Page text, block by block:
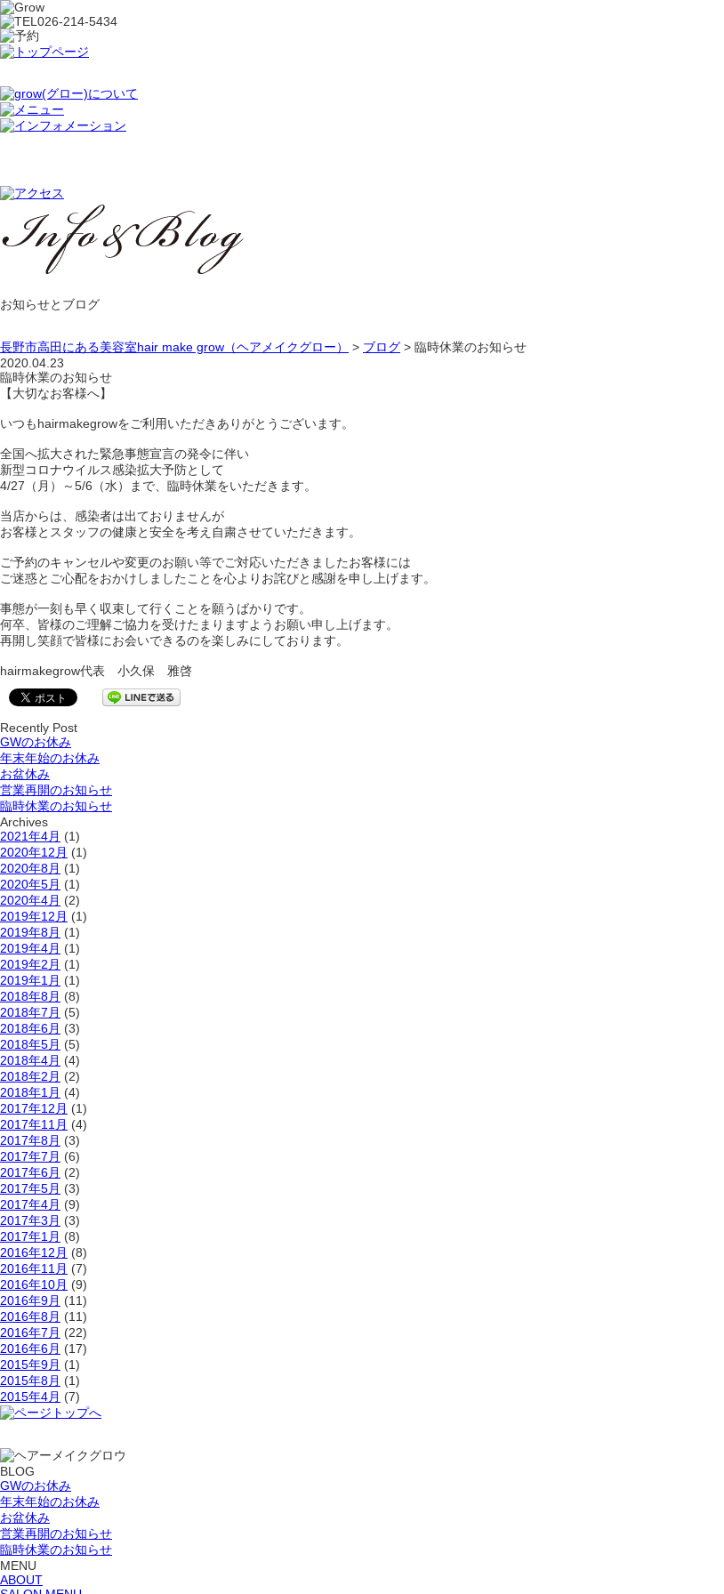
お知らせとブログ
長野市高田にある美容室hair make grow（ヘアメイクグロー） > ブログ > 臨時休業のお知らせ
2020.04.23
臨時休業のお知らせ
【大切なお客様へ】
いつもhairmakegrowをご利用いただきありがとうございます。
全国へ拡大された緊急事態宣言の発令に伴い
新型コロナウイルス感染拡大予防として
4/27（月）～5/6（水）まで、臨時休業をいただきます。
当店からは、感染者は出ておりませんが
お客様とスタッフの健康と安全を考え自粛させていただきます。
ご予約のキャンセルや変更のお願い等でご対応いただきましたお客様には
ご迷惑とご心配をおかけしましたことを心よりお詫びと感謝を申し上げます。
事態が一刻も早く収束して行くことを願うばかりです。
何卒、皆様のご理解ご協力を受けたまりますようお願い申し上げます。
再開し笑顔で皆様にお会いできるのを楽しみにしております。
hairmakegrow代表 小久保 雅啓
Recently Post
GWのお休み
年末年始のお休み
お盆休み
営業再開のお知らせ
臨時休業のお知らせ
Archives
2021年4月 (1)
2020年12月 (1)
2020年8月 (1)
2020年5月 (1)
2020年4月 (2)
2019年12月 (1)
2019年8月 (1)
2019年4月 (1)
2019年2月 (1)
2019年1月 (1)
2018年8月 (8)
2018年7月 (5)
2018年6月 (3)
2018年5月 (5)
2018年4月 (4)
2018年2月 (2)
2018年1月 (4)
2017年12月 (1)
2017年11月 (4)
2017年8月 (3)
2017年7月 (6)
2017年6月 (2)
2017年5月 (3)
2017年4月 (9)
2017年3月 (3)
2017年1月 (8)
2016年12月 (8)
2016年11月 (7)
2016年10月 (9)
2016年9月 (11)
2016年8月 (11)
2016年7月 (22)
2016年6月 (17)
2015年9月 (1)
2015年8月 (1)
2015年4月 (7)
BLOG
GWのお休み
年末年始のお休み
お盆休み
営業再開のお知らせ
臨時休業のお知らせ
MENU
ABOUT